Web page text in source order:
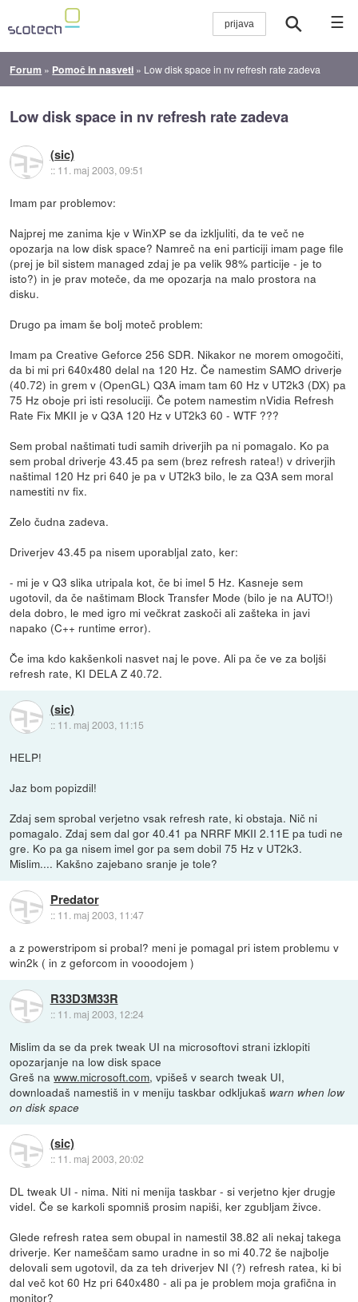
☰
Forum » Pomoč in nasveti » Low disk space in nv refresh rate zadeva
Low disk space in nv refresh rate zadeva
(sic)
:: 11. maj 2003, 09:51
Imam par problemov:
Najprej me zanima kje v WinXP se da izkljuliti, da te več ne
opozarja na low disk space? Namreč na eni particiji imam page file
(prej je bil sistem managed zdaj je pa velik 98% particije - je to
isto?) in je prav moteče, da me opozarja na malo prostora na
disku.
Drugo pa imam še bolj moteč problem:
Imam pa Creative Geforce 256 SDR. Nikakor ne morem omogočiti,
da bi mi pri 640x480 delal na 120 Hz. Če namestim SAMO driverje
(40.72) in grem v (OpenGL) Q3A imam tam 60 Hz v UT2k3 (DX) pa
75 Hz oboje pri isti resoluciji. Če potem namestim nVidia Refresh
Rate Fix MKII je v Q3A 120 Hz v UT2k3 60 - WTF ???
Sem probal naštimati tudi samih driverjih pa ni pomagalo. Ko pa
sem probal driverje 43.45 pa sem (brez refresh ratea!) v driverjih
naštimal 120 Hz pri 640 je pa v UT2k3 bilo, le za Q3A sem moral
namestiti nv fix.
Zelo čudna zadeva.
Driverjev 43.45 pa nisem uporabljal zato, ker:
- mi je v Q3 slika utripala kot, če bi imel 5 Hz. Kasneje sem
ugotovil, da če naštimam Block Transfer Mode (bilo je na AUTO!)
dela dobro, le med igro mi večkrat zaskoči ali zašteka in javi
napako (C++ runtime error).
Če ima kdo kakšenkoli nasvet naj le pove. Ali pa če ve za boljši
refresh rate, KI DELA Z 40.72.
(sic)
:: 11. maj 2003, 11:15
HELP!
Jaz bom popizdil!
Zdaj sem sprobal verjetno vsak refresh rate, ki obstaja. Nič ni
pomagalo. Zdaj sem dal gor 40.41 pa NRRF MKII 2.11E pa tudi ne
gre. Ko pa ga nisem imel gor pa sem dobil 75 Hz v UT2k3.
Mislim.... Kakšno zajebano sranje je tole?
Predator
:: 11. maj 2003, 11:47
a z powerstripom si probal? meni je pomagal pri istem problemu v
win2k ( in z geforcom in vooodojem )
R33D3M33R
:: 11. maj 2003, 12:24
Mislim da se da prek tweak UI na microsoftovi strani izklopiti
opozarjanje na low disk space
Greš nawww.microsoft.com, vpišeš v search tweak UI,
downloadaš namestiš in v meniju taskbar odkljukaš warn when low
on disk space
(sic)
:: 11. maj 2003, 20:02
DL tweak UI - nima. Niti ni menija taskbar - si verjetno kjer drugje
videl. Če se karkoli spomniš prosim napiši, ker zgubljam živce.
Glede refresh ratea sem obupal in namestil 38.82 ali nekaj takega
driverje. Ker nameščam samo uradne in so mi 40.72 še najbolje
delovali sem ugotovil, da za teh driverjev NI (?) refresh ratea, ki bi
dal več kot 60 Hz pri 640x480 - ali pa je problem moja grafična in
monitor?